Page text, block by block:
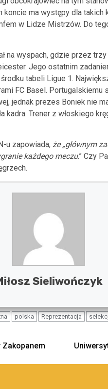
ma występy dla takich
w Lidze Mistrzów. Do
na wyspach, gdzie przez
Jego ostatnim
tabeli Ligue 1.
FC Basel.
jednak prezes Boniek nie
kadra. Trener z włoskiego
u zapowiada, że „głównym
każdego meczu.” Czy
Sieliwończyk
polska Reprezentacja
Zakopanem